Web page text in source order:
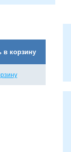
в корзину